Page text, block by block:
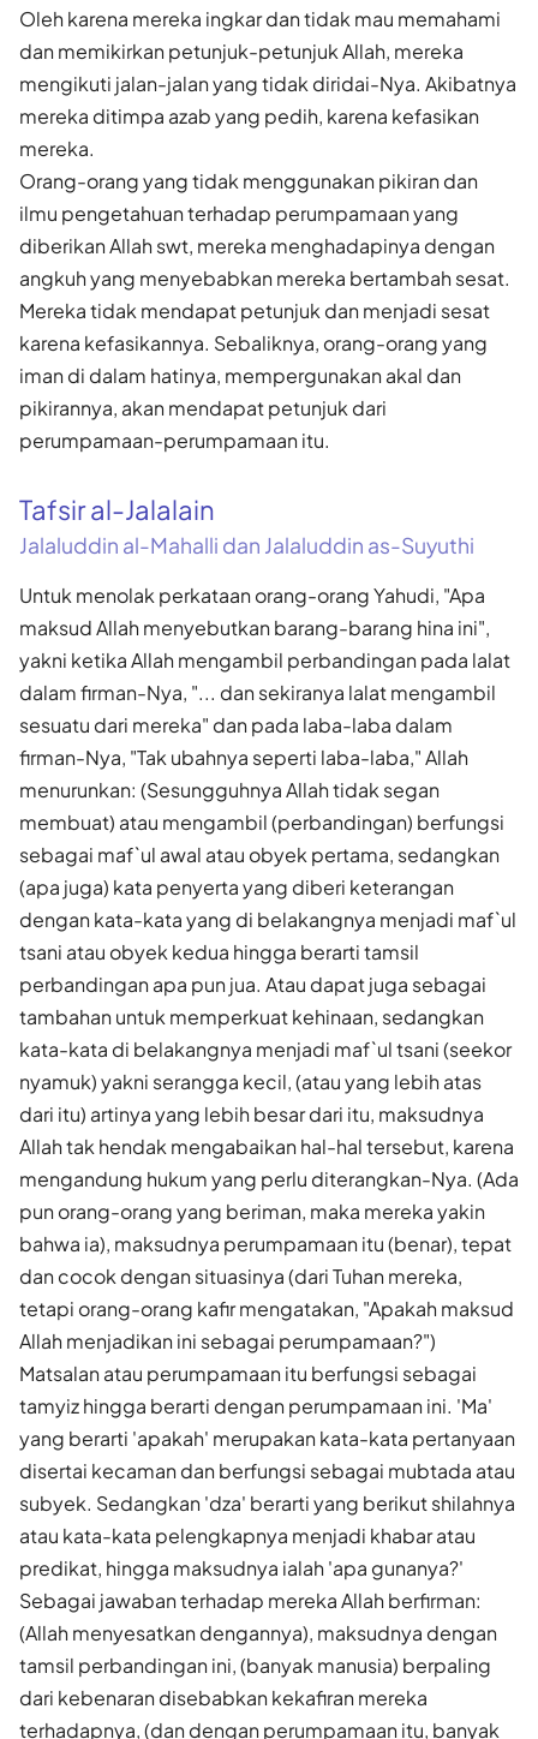
Oleh karena mereka ingkar dan tidak mau memahami
dan memikirkan petunjuk-petunjuk Allah, mereka
mengikuti jalan-jalan yang tidak diridai-Nya. Akibatnya
mereka ditimpa azab yang pedih, karena kefasikan
mereka.
Orang-orang yang tidak menggunakan pikiran dan
ilmu pengetahuan terhadap perumpamaan yang
diberikan Allah swt, mereka menghadapinya dengan
angkuh yang menyebabkan mereka bertambah sesat.
Mereka tidak mendapat petunjuk dan menjadi sesat
karena kefasikannya. Sebaliknya, orang-orang yang
iman di dalam hatinya, mempergunakan akal dan
pikirannya, akan mendapat petunjuk dari
perumpamaan-perumpamaan itu.
Tafsir al-Jalalain
Jalaluddin al-Mahalli dan Jalaluddin as-Suyuthi
Untuk menolak perkataan orang-orang Yahudi, "Apa
maksud Allah menyebutkan barang-barang hina ini",
yakni ketika Allah mengambil perbandingan pada lalat
dalam firman-Nya, "... dan sekiranya lalat mengambil
sesuatu dari mereka" dan pada laba-laba dalam
firman-Nya, "Tak ubahnya seperti laba-laba," Allah
menurunkan: (Sesungguhnya Allah tidak segan
membuat) atau mengambil (perbandingan) berfungsi
sebagai maf`ul awal atau obyek pertama, sedangkan
(apa juga) kata penyerta yang diberi keterangan
dengan kata-kata yang di belakangnya menjadi maf`ul
tsani atau obyek kedua hingga berarti tamsil
perbandingan apa pun jua. Atau dapat juga sebagai
tambahan untuk memperkuat kehinaan, sedangkan
kata-kata di belakangnya menjadi maf`ul tsani (seekor
nyamuk) yakni serangga kecil, (atau yang lebih atas
dari itu) artinya yang lebih besar dari itu, maksudnya
Allah tak hendak mengabaikan hal-hal tersebut, karena
mengandung hukum yang perlu diterangkan-Nya. (Ada
pun orang-orang yang beriman, maka mereka yakin
bahwa ia), maksudnya perumpamaan itu (benar), tepat
dan cocok dengan situasinya (dari Tuhan mereka,
tetapi orang-orang kafir mengatakan, "Apakah maksud
Allah menjadikan ini sebagai perumpamaan?")
Matsalan atau perumpamaan itu berfungsi sebagai
tamyiz hingga berarti dengan perumpamaan ini. 'Ma'
yang berarti 'apakah' merupakan kata-kata pertanyaan
disertai kecaman dan berfungsi sebagai mubtada atau
subyek. Sedangkan 'dza' berarti yang berikut shilahnya
atau kata-kata pelengkapnya menjadi khabar atau
predikat, hingga maksudnya ialah 'apa gunanya?'
Sebagai jawaban terhadap mereka Allah berfirman:
(Allah menyesatkan dengannya), maksudnya dengan
tamsil perbandingan ini, (banyak manusia) berpaling
dari kebenaran disebabkan kekafiran mereka
terhadapnya, (dan dengan perumpamaan itu, banyak